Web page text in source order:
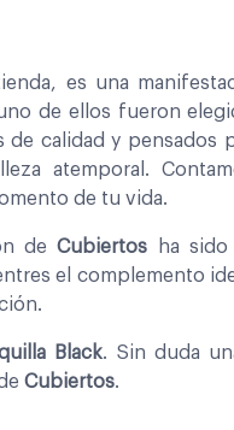
es una
de ellos fueron
de calidad y pensados
atemporal.
de tu vida.
deCubiertos ha sido
el complemento
Black. Sin duda
Cubiertos.